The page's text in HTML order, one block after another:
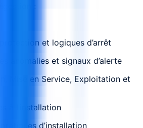
:
et logiques d’arrêt
anomalies et signaux d’alerte
Mise en Service, Exploitation et
à l’installation
d’installation